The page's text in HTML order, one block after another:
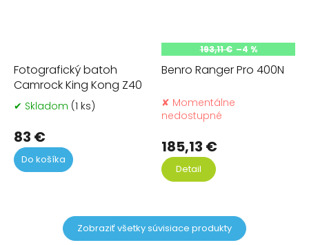
Fotografický batoh
Camrock King Kong Z40
Priemerné
hodnotenie
✔ Skladom (1 ks)
83 €
Do košíka
193,11 € –4 %
Benro Ranger Pro 400N
✘ Momentálne
nedostupné
185,13 €
Detail
Zobraziť všetky súvisiace produkty